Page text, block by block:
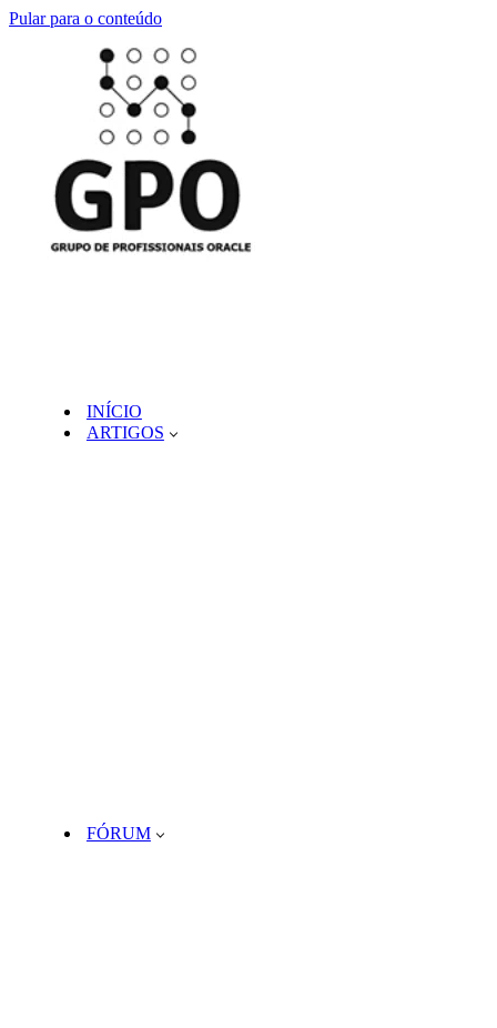
Pular para o conteúdo
INÍCIO
ARTIGOS
FÓRUM